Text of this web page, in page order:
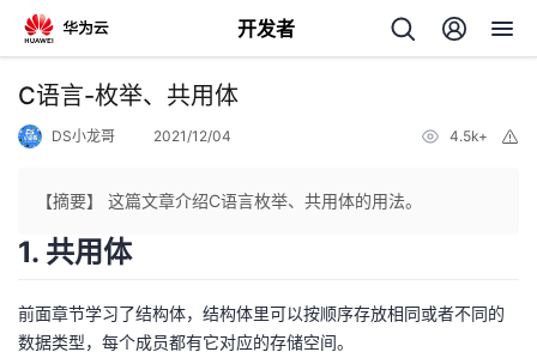
开发者
返
人
我
C语言-枚举、共用体
DS小龙哥 2021/12/04 4.5k+
【摘要】 这篇文章介绍C语言枚举、共用体的用法。
1. 共用体
前面章节学习了结构体，结构体里可以按顺序存放相同或者不同的
数据类型，每个成员都有它对应的存储空间。